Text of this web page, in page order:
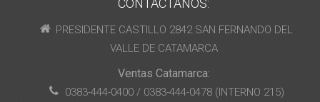
CONTACTANOS:
PRESIDENTE CASTILLO 2842 SAN FERNANDO DEL
VALLE DE CATAMARCA
Ventas Catamarca:
0383-444-0400 / 0383-444-0478 (INTERNO 215)